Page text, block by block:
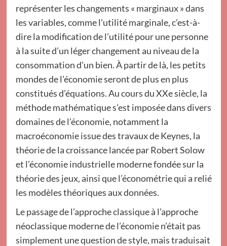
représenter les changements « marginaux » dans
les variables, comme l’utilité marginale, c’est-à-
dire la modification de l’utilité pour une personne
à la suite d’un léger changement au niveau de la
consommation d’un bien. À partir de là, les petits
mondes de l’économie seront de plus en plus
constitués d’équations. Au cours du XXe siècle, la
méthode mathématique s’est imposée dans divers
domaines de l’économie, notamment la
macroéconomie issue des travaux de Keynes, la
théorie de la croissance lancée par Robert Solow
et l’économie industrielle moderne fondée sur la
théorie des jeux, ainsi que l’économétrie qui a relié
les modèles théoriques aux données.
Le passage de l’approche classique à l’approche
néoclassique moderne de l’économie n’était pas
simplement une question de style, mais traduisait